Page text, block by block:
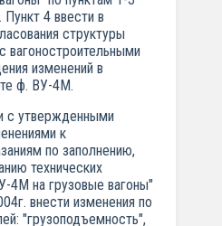
4 ввести в
структуры
вагоностроительными
изменений в
ф. ВУ-4М.
с утвержденными
к
по заполнению,
технических
4М на грузовые вагоны"
внести изменения по
"грузоподъемность",